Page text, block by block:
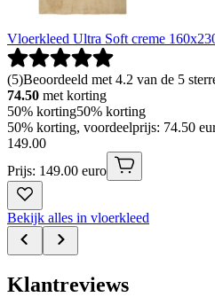
Vloerkleed Ultra Soft creme
(5)Beoordeeld met 4.2 van de 5
74.50 met korting
50% korting50% korting
50% korting, voordeelprijs: 74.50
149.00
Prijs: 149.00 euro
Bekijk alles in vloerkleed
Klantreviews